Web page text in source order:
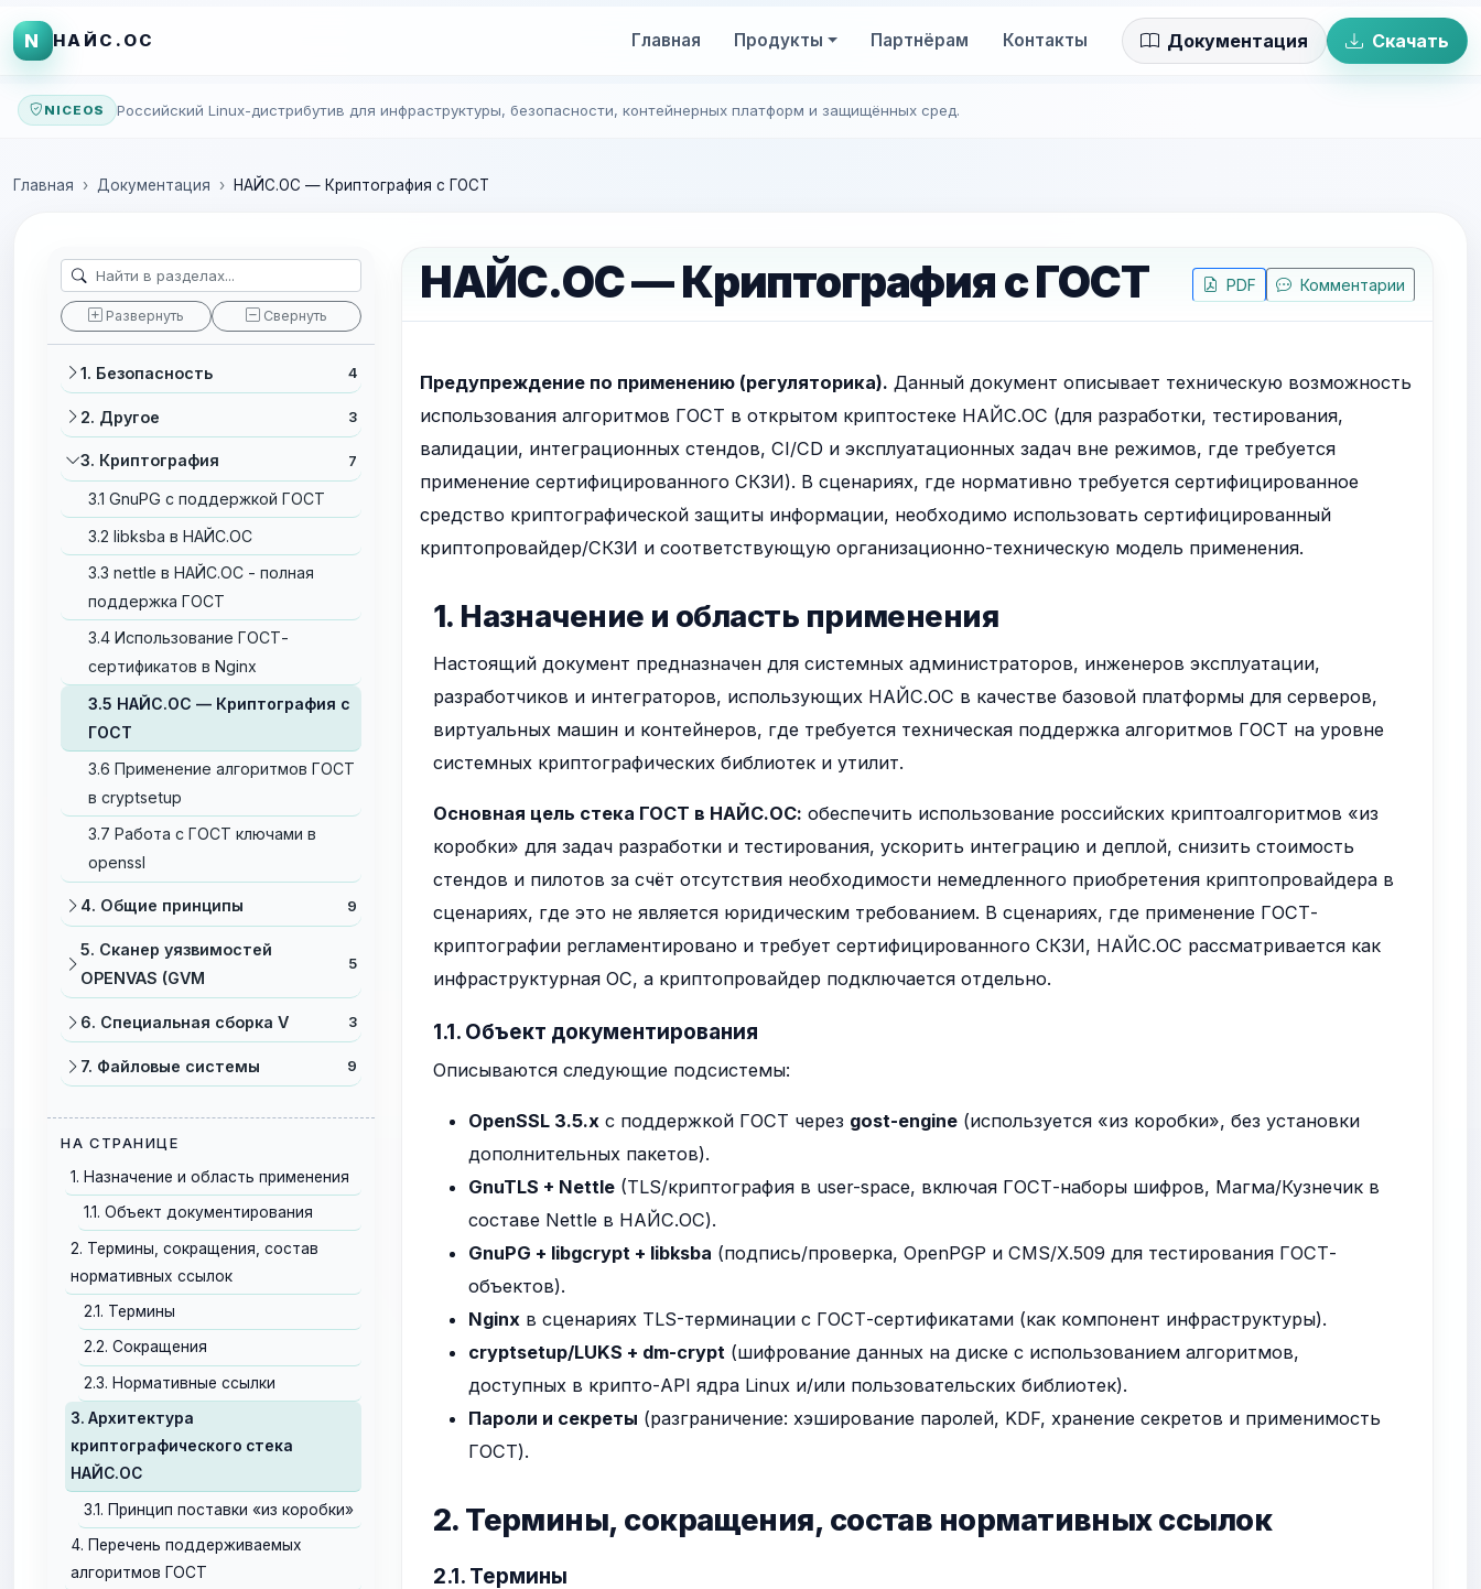
N НАЙС.ОС Главная Продукты Партнёрам Контакты Документация Скачать
NICEOS Российский Linux-дистрибутив для инфраструктуры, безопасности, контейнерных платформ и защищённых сред.
Главная Документация НАЙС.ОС — Криптография с ГОСТ
Развернуть Свернуть
1. Безопасность 4
2. Другое 3
3. Криптография 7
3.1 GnuPG с поддержкой ГОСТ
3.2 libksba в НАЙС.ОС
3.3 nettle в НАЙС.ОС - полная
поддержка ГОСТ
3.4 Использование ГОСТ-
сертификатов в Nginx
3.5 НАЙС.ОС — Криптография с
ГОСТ
3.6 Применение алгоритмов ГОСТ
в cryptsetup
3.7 Работа с ГОСТ ключами в
openssl
4. Общие принципы 9
5. Сканер уязвимостей
OPENVAS (GVM
5
6. Специальная сборка V 3
7. Файловые системы 9
НА СТРАНИЦЕ
1. Назначение и область применения
1.1. Объект документирования
2. Термины, сокращения, состав
нормативных ссылок
2.1. Термины
2.2. Сокращения
2.3. Нормативные ссылки
3. Архитектура
криптографического стека
НАЙС.ОС
3.1. Принцип поставки «из коробки»
4. Перечень поддерживаемых
алгоритмов ГОСТ
НАЙС.ОС — Криптография с ГОСТ PDF Комментарии
Предупреждение по применению (регуляторика). Данный документ описывает техническую возможность
использования алгоритмов ГОСТ в открытом криптостеке НАЙС.ОС (для разработки, тестирования,
валидации, интеграционных стендов, CI/CD и эксплуатационных задач вне режимов, где требуется
применение сертифицированного СКЗИ). В сценариях, где нормативно требуется сертифицированное
средство криптографической защиты информации, необходимо использовать сертифицированный
криптопровайдер/СКЗИ и соответствующую организационно-техническую модель применения.
1. Назначение и область применения
Настоящий документ предназначен для системных администраторов, инженеров эксплуатации,
разработчиков и интеграторов, использующих НАЙС.ОС в качестве базовой платформы для серверов,
виртуальных машин и контейнеров, где требуется техническая поддержка алгоритмов ГОСТ на уровне
системных криптографических библиотек и утилит.
Основная цель стека ГОСТ в НАЙС.ОС: обеспечить использование российских криптоалгоритмов «из
коробки» для задач разработки и тестирования, ускорить интеграцию и деплой, снизить стоимость
стендов и пилотов за счёт отсутствия необходимости немедленного приобретения криптопровайдера в
сценариях, где это не является юридическим требованием. В сценариях, где применение ГОСТ-
криптографии регламентировано и требует сертифицированного СКЗИ, НАЙС.ОС рассматривается как
инфраструктурная ОС, а криптопровайдер подключается отдельно.
1.1. Объект документирования
Описываются следующие подсистемы:
OpenSSL 3.5.xс поддержкой ГОСТ через gost-engine(используется «из коробки», без установки
дополнительных пакетов).
GnuTLS + Nettle(TLS/криптография в user-space, включая ГОСТ-наборы шифров, Магма/Кузнечик в
составе Nettle в НАЙС.ОС).
GnuPG + libgcrypt + libksba (подпись/проверка, OpenPGP и CMS/X.509 для тестирования ГОСТ-
объектов).
Nginxв сценариях TLS-терминации с ГОСТ-сертификатами (как компонент инфраструктуры).
cryptsetup/LUKS + dm-crypt(шифрование данных на диске с использованием алгоритмов,
доступных в крипто-API ядра Linux и/или пользовательских библиотек).
Пароли и секреты (разграничение: хэширование паролей, KDF, хранение секретов и применимость
ГОСТ).
2. Термины, сокращения, состав нормативных ссылок
2.1. Термины